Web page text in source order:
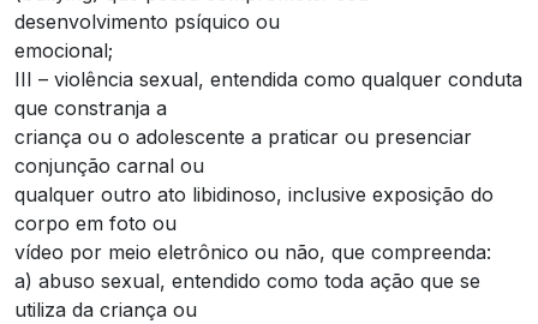
desenvolvimento psíquico ou
emocional;
III – violência sexual, entendida como qualquer conduta
que constranja a
criança ou o adolescente a praticar ou presenciar
conjunção carnal ou
qualquer outro ato libidinoso, inclusive exposição do
corpo em foto ou
vídeo por meio eletrônico ou não, que compreenda:
a) abuso sexual, entendido como toda ação que se
utiliza da criança ou